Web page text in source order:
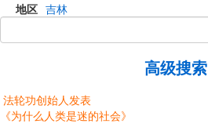
地区 吉林
高级搜索
法轮功创始人发表
《为什么人类是迷的社会》